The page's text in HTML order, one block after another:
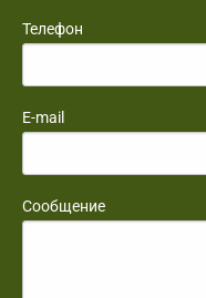
Телефон
E-mail
Сообщение